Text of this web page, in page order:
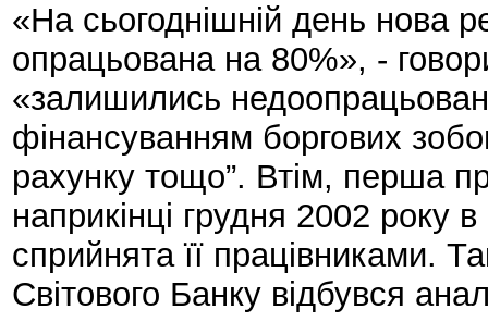
«На сьогоднішній день нова
опрацьована на 80%», -
«залишились
фінансуванням боргових
рахунку тощо”. Втім, перша
наприкінці грудня 2002 року
сприйнята її працівниками.
Світового Банку відбувся